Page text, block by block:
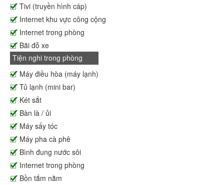
Tivi (truyền hình cáp)
Internet khu vực công cộng
Internet trong phòng
Bãi đỗ xe
Tiện nghi trong phòng
Máy điều hòa (máy lạnh)
Tủ lạnh (mini bar)
Két sắt
Bàn là / ủi
Máy sấy tóc
Máy pha cà phê
Bình đung nước sôi
Internet trong phòng
Bồn tắm nằm